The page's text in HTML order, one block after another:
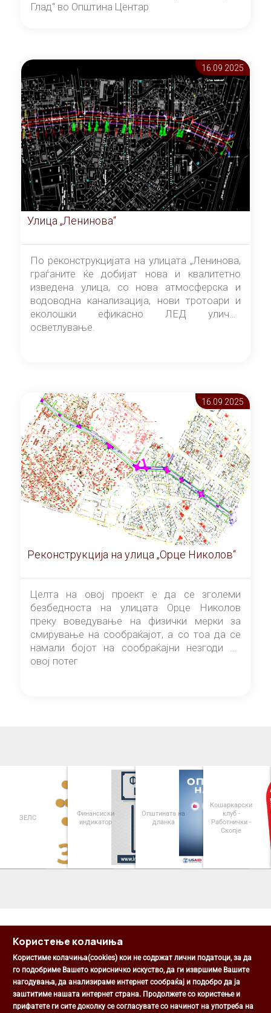
Глад“ во Општина Центар
16.09 2025
Улица „Ленинова“
По реконструкцијата на улицата „Ленинова,
граѓаните ќе добијат нова и квалитетно
изведена улица, со нова атмосферска и
водоводна канализација, нови тротоари и
еколошки ефикасно ЛЕД улично
осветлување.
16.09 2025
Реконструкција на улица „Орце Николов“
Целта на овој проект е да се зголеми
безбедноста на улицата Орце Николов
преку воведување на физички мерки за
смирување на сообраќајот, а со тоа да се
намали бојот на сообраќајни незгоди на
овој потег
ЗЕЛС
Финансиски
индикатор
Општината на
дланка
Кошаркарски
клуб -
Работнички -
Скопје
Општина Центар
Михаил Цоков бр. 1, Скопје
Користење колачиња
Користиме колачиња(cookies) кои не содржат лични податоци, за да
го подобриме Вашето корисничко искуство, да ги извршиме Вашите
нагодувања, да анализираме интернет сообраќај и подобро да ја
заштитиме нашата интернет страна. Продолжете со користење и
прифатете ги сите доколку се согласувате со начинот на употреба на